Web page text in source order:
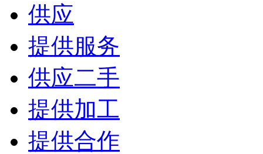
供应
提供服务
供应二手
提供加工
提供合作